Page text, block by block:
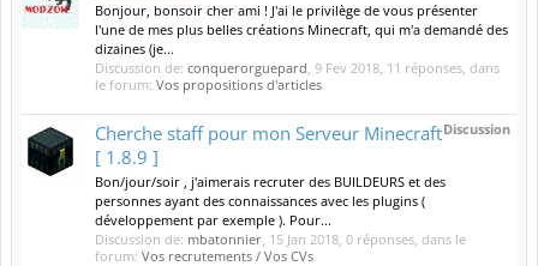
Bonjour, bonsoir cher ami ! J'ai le privilège de vous présenter
l'une de mes plus belles créations Minecraft, qui m'a demandé des
dizaines (je...
Discussion de: conquerorguepard, 9 Fev 2018, 11 réponses, dans
le forum: Vos propositions d'articles
Discussion
Cherche staff pour mon Serveur Minecraft
[ 1.8.9 ]
Bon/jour/soir , j'aimerais recruter des BUILDEURS et des
personnes ayant des connaissances avec les plugins (
développement par exemple ). Pour...
Discussion de: mbatonnier, 15 Jan 2018, 0 réponses, dans le
forum: Vos recrutements / Vos CVs